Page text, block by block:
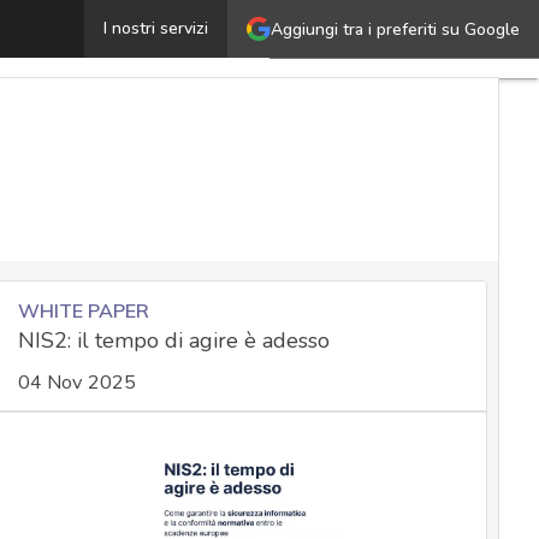
Aggiungi tra i preferiti su Google
I nostri servizi
ItaliaSec: IT Security SummitUltimi
articoli
Norme e
aziendali
cyber
News,
attualità
WHITE PAPER
NIS2: il tempo di agire è adesso
04 Nov 2025